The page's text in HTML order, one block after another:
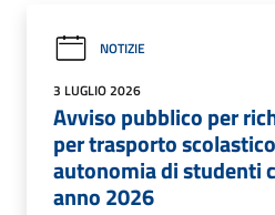
NOTIZIE
3 LUGLIO 2026
Avviso pubblico per
per trasporto
autonomia di studenti
anno 2026